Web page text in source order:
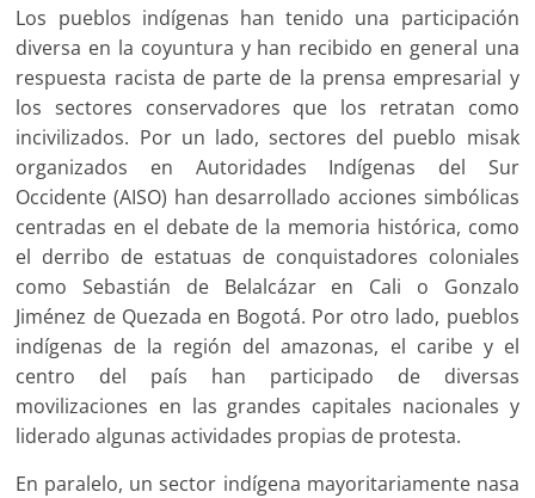
Los pueblos indígenas han tenido una participación
diversa en la coyuntura y han recibido en general una
respuesta racista de parte de la prensa empresarial y
los sectores conservadores que los retratan como
incivilizados. Por un lado, sectores del pueblo misak
organizados en Autoridades Indígenas del Sur
Occidente (AISO) han desarrollado acciones simbólicas
centradas en el debate de la memoria histórica, como
el derribo de estatuas de conquistadores coloniales
como Sebastián de Belalcázar en Cali o Gonzalo
Jiménez de Quezada en Bogotá. Por otro lado, pueblos
indígenas de la región del amazonas, el caribe y el
centro del país han participado de diversas
movilizaciones en las grandes capitales nacionales y
liderado algunas actividades propias de protesta.
En paralelo, un sector indígena mayoritariamente nasa